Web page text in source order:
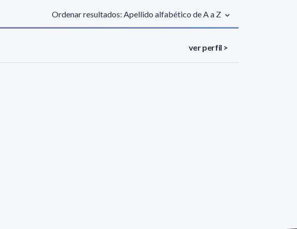
Ordenar resultados: Apellido alfabético de A a Z
ver perfil >